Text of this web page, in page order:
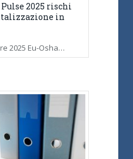
Pulse 2025 rischi
in
2025 Eu-Osha…